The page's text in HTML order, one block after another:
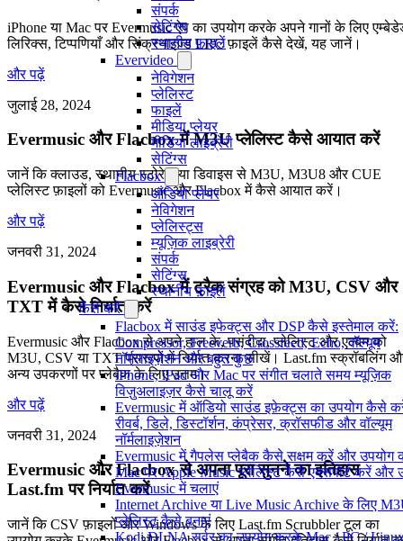
संपर्क
सेटिंग्स
स्थानीय फ़ाइलें
Evervideo
नेविगेशन
प्लेलिस्ट
फाइलें
मीडिया प्लेयर
मीडिया लाइब्रेरी
सेटिंग्स
Flacbox
ऑडियो प्लेयर
नेविगेशन
प्लेलिस्ट्स
म्यूज़िक लाइब्रेरी
संपर्क
सेटिंग्स
स्थानीय फ़ाइलें
कैसे करें
Flacbox में साउंड इफेक्ट्स और DSP कैसे इस्तेमाल करें:
Compressor, Freeverb, Crossfeed, Echo, वॉल्यूम
नॉर्मलाइज़ेशन और बहुत कुछ
iPhone, iPad और Mac पर संगीत चलाते समय म्यूज़िक
विज़ुअलाइज़र कैसे चालू करें
Evermusic में ऑडियो साउंड इफ़ेक्ट्स का उपयोग कैसे
रीवर्ब, डिले, डिस्टॉर्शन, कंप्रेसर, क्रॉसफीड और वॉल्यूम
नॉर्मलाइज़ेशन
Evermusic में गैपलेस प्लेबैक कैसे सक्षम करें और उपयोग
Mac पर Apple Music प्लेलिस्ट कैसे एक्सपोर्ट करें और
Evermusic में चलाएं
Internet Archive या Live Music Archive के लिए
प्लेलिस्ट कैसे बनाएं
Kodi DLNA सर्वर का उपयोग करके Mac / PC /
iPhone या Mac पर Evermusic ऐप का उपयोग करके अपने गानों के लिए
लिरिक्स, टिप्पणियाँ और सिंक्रनाइज़्ड LRC फ़ाइलें कैसे देखें, यह जानें।
और पढ़ें
जुलाई 28, 2024
Evermusic और Flacbox में M3U प्लेलिस्ट कैसे आयात करें
जानें कि क्लाउड, स्थानीय स्टोरेज या डिवाइस से M3U, M3U8 और CUE
प्लेलिस्ट फ़ाइलों को Evermusic और Flacbox में कैसे आयात करें।
और पढ़ें
जनवरी 31, 2024
Evermusic और Flacbox में ट्रैक संग्रह को M3U, CSV और
TXT में कैसे निर्यात करें
Evermusic और Flacbox से अपने हाल के, पसंदीदा, प्लेलिस्ट और एल्बम को
M3U, CSV या TXT प्रारूपों में निर्यात करना सीखें। Last.fm स्क्रॉबलिंग
अन्य उपकरणों पर प्लेबैक के लिए उत्तम।
और पढ़ें
जनवरी 31, 2024
Evermusic और Flacbox से अपना पूरा सुनने का इतिहास
Last.fm पर निर्यात करें
जानें कि CSV फ़ाइलों और Windows के लिए Last.fm Scrubbler टूल का